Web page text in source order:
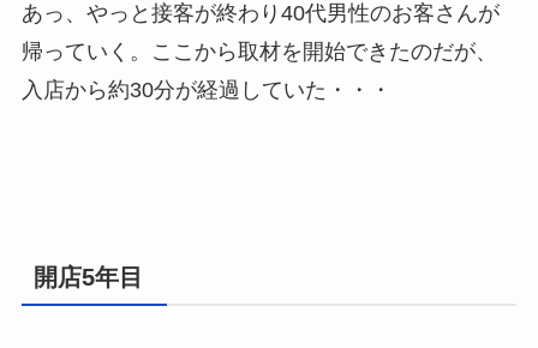
あっ、やっと接客が終わり40代男性のお客さんが
帰っていく。ここから取材を開始できたのだが、
入店から約30分が経過していた・・・
開店5年目